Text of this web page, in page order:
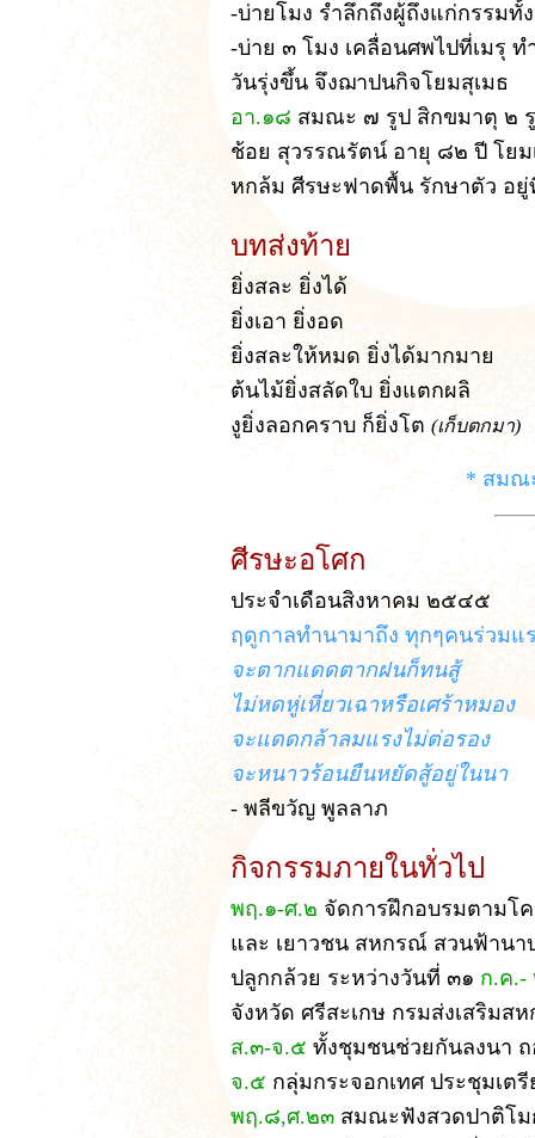
-บ่ายโมง รำลึกถึงผู้ถึงแก่กรรมทั้
-บ่าย ๓ โมง เคลื่อนศพไปที่เมรุ
วันรุ่งขึ้น จึงฌาปนกิจโยมสุเมธ
อา.๑๘ สมณะ ๗ รูป สิกขมาตุ ๒
ช้อย สุวรรณรัตน์ อายุ ๘๒ ปี โย
หกล้ม ศีรษะฟาดพื้น รักษาตัว อยู่
บทส่งท้าย
ยิ่งสละ ยิ่งได้
ยิ่งเอา ยิ่งอด
ยิ่งสละให้หมด ยิ่งได้มากมาย
ต้นไม้ยิ่งสลัดใบ ยิ่งแตกผลิ
งูยิ่งลอกคราบ ก็ยิ่งโต (เก็บตกมา)
* สมณ
ศีรษะอโศก
ประจำเดือนสิงหาคม ๒๕๔๕
ฤดูกาลทำนามาถึง ทุกๆคนร่วมแ
จะตากแดดตากฝนก็ทนสู้
ไม่หดหู่เหี่ยวเฉาหรือเศร้าหมอง
จะแดดกล้าลมแรงไม่ต่อรอง
จะหนาวร้อนยืนหยัดสู้อยู่ในนา
- พลีขวัญ พูลลาภ
กิจกรรมภายในทั่วไป
พฤ.๑-ศ.๒ จัดการฝึกอบรมตามโ
และ เยาวชน สหกรณ์ สวนฟ้านา
ปลูกกล้วย ระหว่างวันที่ ๓๑ ก.ค
จังหวัด ศรีสะเกษ กรมส่งเสริม
ส.๓-จ.๕ ทั้งชุมชนช่วยกันลงนา
จ.๕ กลุ่มกระจอกเทศ ประชุมเ
พฤ.๘,ศ.๒๓ สมณะฟังสวดปาติโ